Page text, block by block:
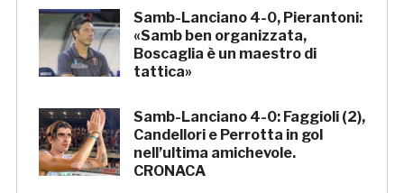
Samb-Lanciano 4-0, Pierantoni:
«Samb ben organizzata,
Boscaglia è un maestro di
tattica»
Samb-Lanciano 4-0: Faggioli (2),
Candellori e Perrotta in gol
nell’ultima amichevole.
CRONACA